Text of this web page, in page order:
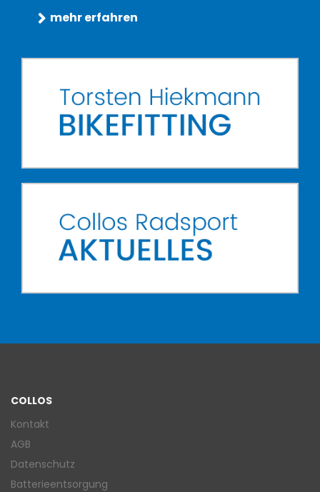
mehr erfahren
COLLOS
Kontakt
AGB
Datenschutz
Batterieentsorgung